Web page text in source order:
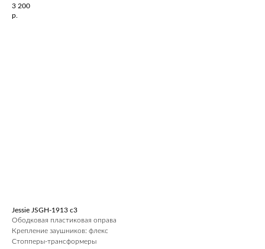
3 200
р.
Jessie JSGH-1913 c3
Ободковая пластиковая оправа
Крепление заушников: флекс
Стопперы-трансформеры